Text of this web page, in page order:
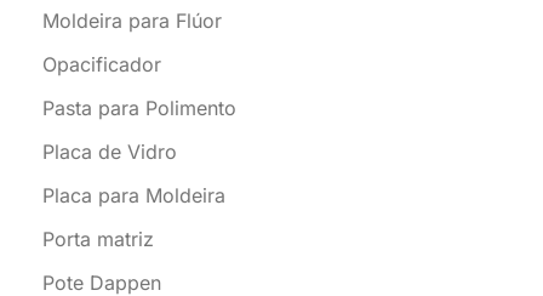
Moldeira para Flúor
Opacificador
Pasta para Polimento
Placa de Vidro
Placa para Moldeira
Porta matriz
Pote Dappen